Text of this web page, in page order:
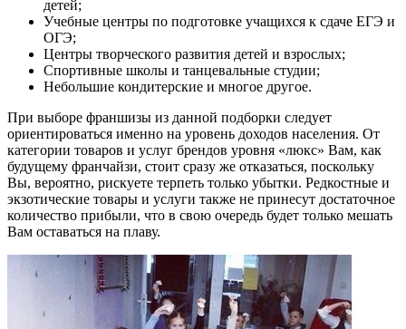
детей;
Учебные центры по подготовке учащихся к сдаче ЕГЭ и
ОГЭ;
Центры творческого развития детей и взрослых;
Спортивные школы и танцевальные студии;
Небольшие кондитерские и многое другое.
При выборе франшизы из данной подборки следует
ориентироваться именно на уровень доходов населения. От
категории товаров и услуг брендов уровня «люкс» Вам, как
будущему франчайзи, стоит сразу же отказаться, поскольку
Вы, вероятно, рискуете терпеть только убытки. Редкостные и
экзотические товары и услуги также не принесут достаточное
количество прибыли, что в свою очередь будет только мешать
Вам оставаться на плаву.